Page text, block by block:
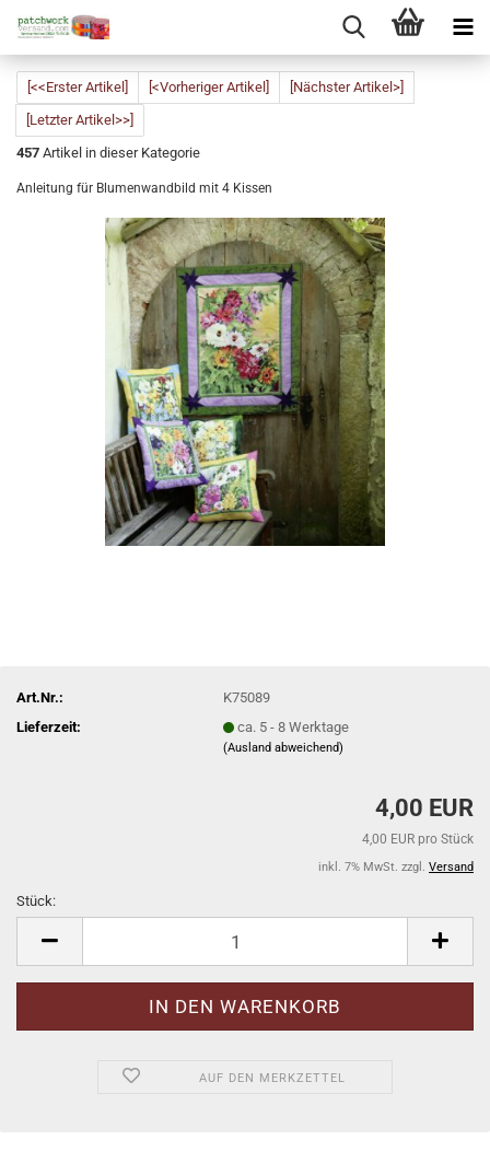
[<<Erster Artikel] [<Vorheriger Artikel]
[Nächster Artikel>]
[Letzter Artikel>>]
457 Artikel in dieser Kategorie
Anleitung für Blumenwandbild mit 4 Kissen
Art.Nr.:
K75089
Lieferzeit:
ca. 5 - 8 Werktage
(Ausland abweichend)
4,00 EUR
4,00 EUR pro Stück
inkl. 7% MwSt. zzgl. Versand
Stück:
AUF DEN MERKZETTEL